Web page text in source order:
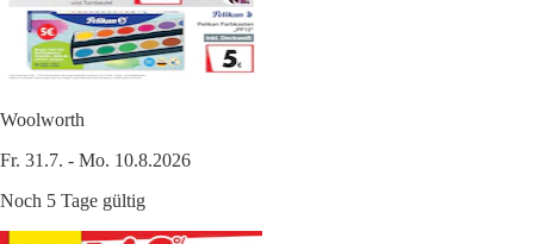
Woolworth
Fr. 31.7. - Mo. 10.8.2026
Noch 5 Tage gültig